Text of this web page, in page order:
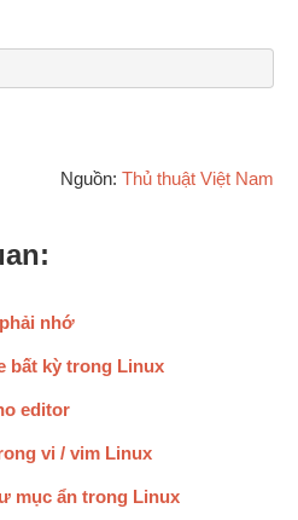
Nguồn: Thủ thuật Việt Nam
nhớ
bất kỳ trong Linux
editor
vi / vim Linux
mục ẩn trong Linux